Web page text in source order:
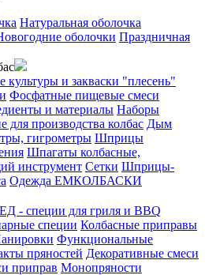
Натуральная оболочка
оболочки Праздничная
культуры и закваски "плесень"
Фосфатные пищевые смеси
и материалы Наборы
для производства колбас Дым
гигрометры Шприцы
Шпагаты колбасные,
инструмент Сетки Шприцы-
Одежда ЕМКОЛБАСКИ
- специи для гриля и BBQ
специи Колбасные приправы
Функциональные
пряностей Декоративные смеси
приправ Монопряности